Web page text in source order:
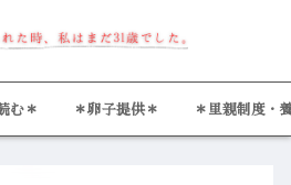
む＊ ＊卵子提供＊ ＊里親制度・